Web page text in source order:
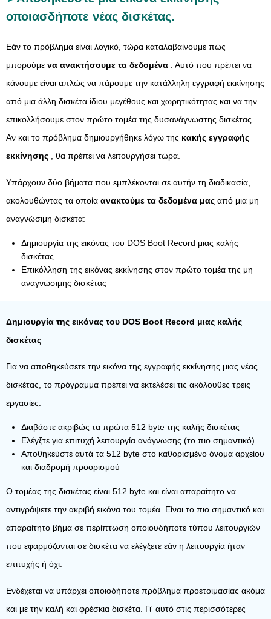
οποιασδήποτε νέας δισκέτας.
Εάν το πρόβλημα είναι λογικό, τώρα καταλαβαίνουμε πώς
μπορούμε να ανακτήσουμε τα δεδομένα . Αυτό που πρέπει να
κάνουμε είναι απλώς να πάρουμε την κατάλληλη εγγραφή εκκίνησης
από μια άλλη δισκέτα ίδιου μεγέθους και χωρητικότητας και να την
επικολλήσουμε στον πρώτο τομέα της δυσανάγνωστης δισκέτας.
Αν και το πρόβλημα δημιουργήθηκε λόγω της κακής εγγραφής
εκκίνησης , θα πρέπει να λειτουργήσει τώρα.
Υπάρχουν δύο βήματα που εμπλέκονται σε αυτήν τη διαδικασία,
ακολουθώντας τα οποία ανακτούμε τα δεδομένα μας από μια μη
αναγνώσιμη δισκέτα:
Δημιουργία της εικόνας του DOS Boot Record μιας καλής
δισκέτας
Επικόλληση της εικόνας εκκίνησης στον πρώτο τομέα της μη
αναγνώσιμης δισκέτας
Δημιουργία της εικόνας του DOS Boot Record μιας καλής
δισκέτας
Για να αποθηκεύσετε την εικόνα της εγγραφής εκκίνησης μιας νέας
δισκέτας, το πρόγραμμα πρέπει να εκτελέσει τις ακόλουθες τρεις
εργασίες:
Διαβάστε ακριβώς τα πρώτα 512 byte της καλής δισκέτας
Ελέγξτε για επιτυχή λειτουργία ανάγνωσης (το πιο σημαντικό)
Αποθηκεύστε αυτά τα 512 byte στο καθορισμένο όνομα αρχείου
και διαδρομή προορισμού
Ο τομέας της δισκέτας είναι 512 byte και είναι απαραίτητο να
αντιγράψετε την ακριβή εικόνα του τομέα. Είναι το πιο σημαντικό και
απαραίτητο βήμα σε περίπτωση οποιουδήποτε τύπου λειτουργιών
που εφαρμόζονται σε δισκέτα να ελέγξετε εάν η λειτουργία ήταν
επιτυχής ή όχι.
Ενδέχεται να υπάρχει οποιοδήποτε πρόβλημα προετοιμασίας ακόμα
και με την καλή και φρέσκια δισκέτα. Γι' αυτό στις περισσότερες